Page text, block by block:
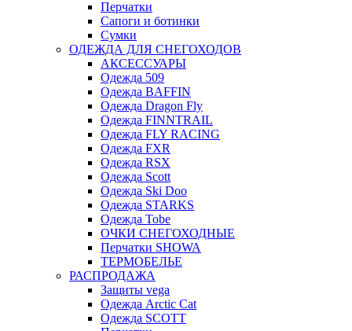
Перчатки
Сапоги и ботинки
Сумки
ОДЕЖДА ДЛЯ СНЕГОХОДОВ
АКСЕССУАРЫ
Одежда 509
Одежда BAFFIN
Одежда Dragon Fly
Одежда FINNTRAIL
Одежда FLY RACING
Одежда FXR
Одежда RSX
Одежда Scott
Одежда Ski Doo
Одежда STARKS
Одежда Tobe
ОЧКИ СНЕГОХОДНЫЕ
Перчатки SHOWA
ТЕРМОБЕЛЬЕ
РАСПРОДАЖА
Защиты vega
Одежда Arctic Cat
Одежда SCOTT